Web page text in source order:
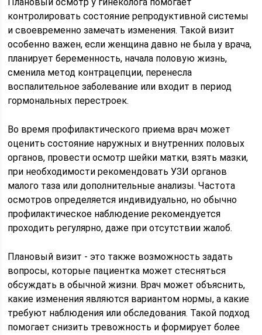
контролировать состояние репродуктивной системы
и своевременно замечать изменения. Такой визит
особенно важен, если женщина давно не была у врача,
планирует беременность, начала половую жизнь,
сменила метод контрацепции, перенесла
воспалительное заболевание или входит в период
гормональных перестроек.
Во время профилактического приема врач может
оценить состояние наружных и внутренних половых
органов, провести осмотр шейки матки, взять мазки,
при необходимости рекомендовать УЗИ органов
малого таза или дополнительные анализы. Частота
осмотров определяется индивидуально, но обычно
профилактическое наблюдение рекомендуется
проходить регулярно, даже при отсутствии жалоб.
Плановый визит - это также возможность задать
вопросы, которые пациентка может стесняться
обсуждать в обычной жизни. Врач может объяснить,
какие изменения являются вариантом нормы, а какие
требуют наблюдения или обследования. Такой подход
помогает снизить тревожность и формирует более